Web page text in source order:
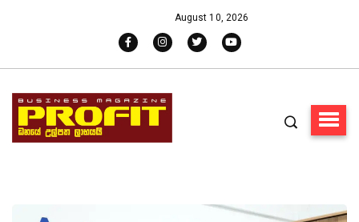
August 10, 2026